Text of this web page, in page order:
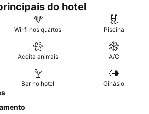
do hotel
Wi-fi nos quartos Piscina
Aceita animais A/C
Bar no hotel Ginásio